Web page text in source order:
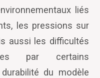
liés
les pressions sur
aussi les difficultés
par certains
du modèle